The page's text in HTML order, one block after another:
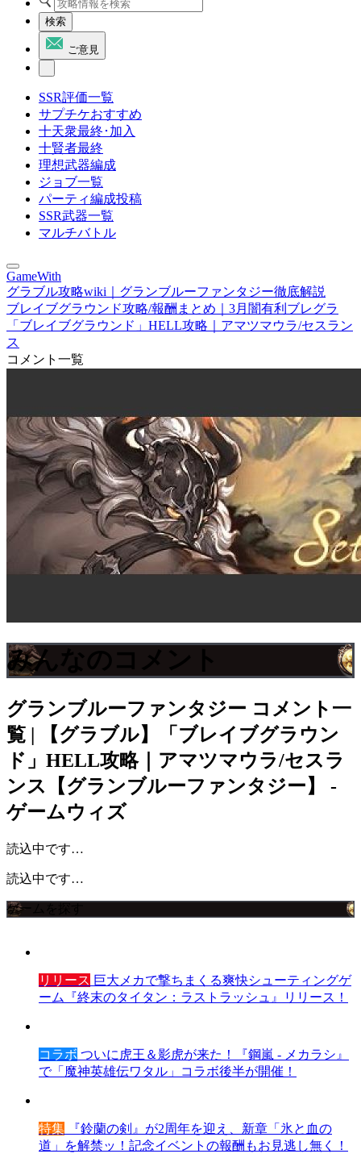
検索
ご意見
SSR評価一覧
サプチケおすすめ
十天衆最終･加入
十賢者最終
理想武器編成
ジョブ一覧
パーティ編成投稿
SSR武器一覧
マルチバトル
GameWith
グラブル攻略wiki｜グランブルーファンタジー徹底解説
ブレイブグラウンド攻略/報酬まとめ｜3月闇有利ブレグラ
「ブレイブグラウンド」HELL攻略｜アマツマウラ/セスラン
ス
コメント一覧
みんなのコメント
グランブルーファンタジー コメント一
覧 | 【グラブル】「ブレイブグラウン
ド」HELL攻略｜アマツマウラ/セスラ
ンス【グランブルーファンタジー】 -
ゲームウィズ
読込中です…
読込中です…
ゲームを探す
リリース 巨大メカで撃ちまくる爽快シューティングゲ
ーム『終末のタイタン：ラストラッシュ』リリース！
コラボ ついに虎王＆影虎が来た！『鋼嵐 - メカラシ』
で「魔神英雄伝ワタル」コラボ後半が開催！
特集 『鈴蘭の剣』が2周年を迎え、新章「氷と血の
道」を解禁ッ！記念イベントの報酬もお見逃し無く！